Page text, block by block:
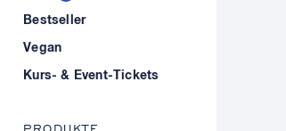
Bestseller
Vegan
Kurs- & Event-Tickets
PRODUKTE